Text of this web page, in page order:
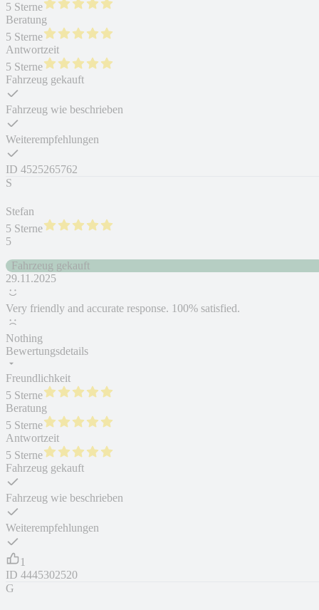
5 Sterne
Beratung
5 Sterne
Antwortzeit
5 Sterne
Fahrzeug gekauft
Fahrzeug wie beschrieben
Weiterempfehlungen
ID 4525265762
S
Stefan
5 Sterne
5
Fahrzeug gekauft
29.11.2025
Very friendly and accurate response. 100% satisfied.
Nothing
Bewertungsdetails
Freundlichkeit
5 Sterne
Beratung
5 Sterne
Antwortzeit
5 Sterne
Fahrzeug gekauft
Fahrzeug wie beschrieben
Weiterempfehlungen
1
ID 4445302520
G